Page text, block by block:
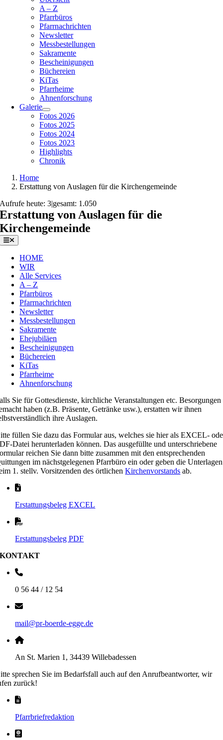
A – Z
Pfarrbüros
Pfarrnachrichten
Newsletter
Messbestellungen
Sakramente
Bescheinigungen
Büchereien
KiTas
Pfarrheime
Ahnenforschung
Galerie
Fotos 2026
Fotos 2025
Fotos 2024
Fotos 2023
Highlights
Chronik
Home
Erstattung von Auslagen für die Kirchengemeinde
Aufrufe heute: 3|gesamt: 1.050
Erstattung von Auslagen für die
Kirchengemeinde
Toggle
Navigation
HOME
WIR
Alle Services
A – Z
Pfarrbüros
Pfarrnachrichten
Newsletter
Messbestellungen
Sakramente
Ehejubiläen
Bescheinigungen
Büchereien
KiTas
Pfarrheime
Ahnenforschung
Sie für Gottesdienste, kirchliche Veranstaltungen etc. Besorgungen
haben (z.B. Präsente, Getränke usw.), erstatten wir ihnen
ihre Auslagen.
füllen Sie dazu das Formular aus, welches sie hier als EXCEL-
Datei herunterladen können. Das ausgefüllte und unterschriebene
reichen Sie dann bitte zusammen mit den entsprechenden
im nächstgelegenen Pfarrbüro ein oder geben die Unterlagen
1. stellv. Vorsitzenden des örtlichenKirchenvorstands ab.
Erstattungsbeleg EXCEL
Erstattungsbeleg PDF
KONTAKT
0 56 44 / 12 54
mail@pr-boerde-egge.de
An St. Marien 1, 34439 Willebadessen
sprechen Sie im Bedarfsfall auch auf den Anrufbeantworter, wir
zurück!
Pfarrbriefredaktion